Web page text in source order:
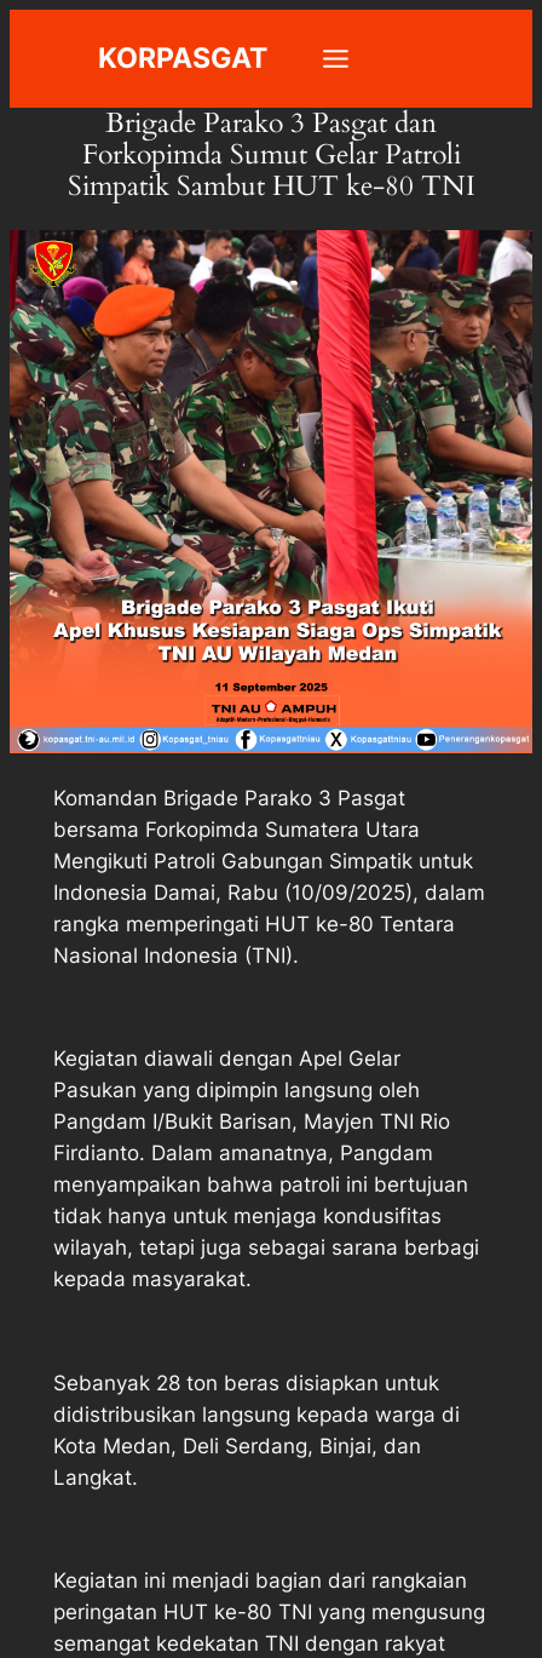
KORPASGAT
Brigade Parako 3 Pasgat dan
Forkopimda Sumut Gelar Patroli
Simpatik Sambut HUT ke-80 TNI
Komandan Brigade Parako 3 Pasgat
bersama Forkopimda Sumatera Utara
Mengikuti Patroli Gabungan Simpatik untuk
Indonesia Damai, Rabu (10/09/2025), dalam
rangka memperingati HUT ke-80 Tentara
Nasional Indonesia (TNI).
Kegiatan diawali dengan Apel Gelar
Pasukan yang dipimpin langsung oleh
Pangdam I/Bukit Barisan, Mayjen TNI Rio
Firdianto. Dalam amanatnya, Pangdam
menyampaikan bahwa patroli ini bertujuan
tidak hanya untuk menjaga kondusifitas
wilayah, tetapi juga sebagai sarana berbagi
kepada masyarakat.
Sebanyak 28 ton beras disiapkan untuk
didistribusikan langsung kepada warga di
Kota Medan, Deli Serdang, Binjai, dan
Langkat.
Kegiatan ini menjadi bagian dari rangkaian
peringatan HUT ke-80 TNI yang mengusung
semangat kedekatan TNI dengan rakyat